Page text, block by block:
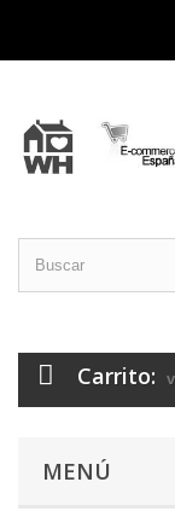
Carrito:
MENÚ